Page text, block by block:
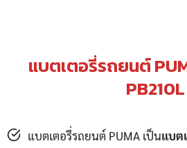
แบตเตอรี่รถยนต์
PB210L
แบตเตอรี่รถยนต์ PUMA เป็นแบต